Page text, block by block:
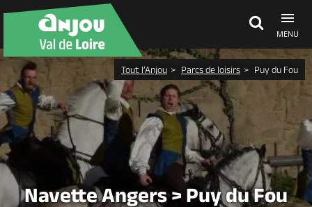
MENU
Découvrir
À voir, à faire
Agenda
Tout l’Anjou Parcs de loisirs Puy du Fou
Navette Angers > Puy du Fou